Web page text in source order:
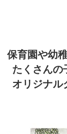
保育園や幼
たくさんの
オリジナル